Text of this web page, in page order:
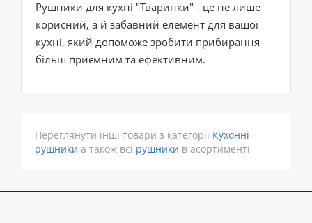
Рушники для кухні "Тваринки" - це не лише
корисний, а й забавний елемент для вашої
кухні, який допоможе зробити прибирання
більш приємним та ефективним.
Переглянути інші товари з категорії Кухонні
рушники а також всі рушники в асортименті